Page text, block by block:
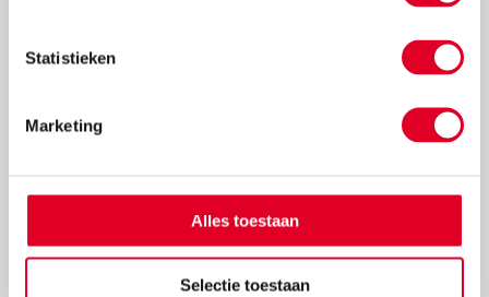
Statistieken
Marketing
Alles toestaan
Selectie toestaan
Met de metalen ring met gaas hang je met gemak